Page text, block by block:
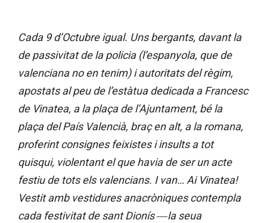
Cada 9 d’Octubre igual. Uns bergants, davant la
de passivitat de la policia (l’espanyola, que de
valenciana no en tenim) i autoritats del règim,
apostats al peu de l’estàtua dedicada a Francesc
de Vinatea, a la plaça de l’Ajuntament, bé la
plaça del País Valencià, braç en alt, a la romana,
proferint consignes feixistes i insults a tot
quisqui, violentant el que havia de ser un acte
festiu de tots els valencians. I van… Ai Vinatea!
Vestit amb vestidures anacròniques contempla
cada festivitat de sant Dionís ―la seua